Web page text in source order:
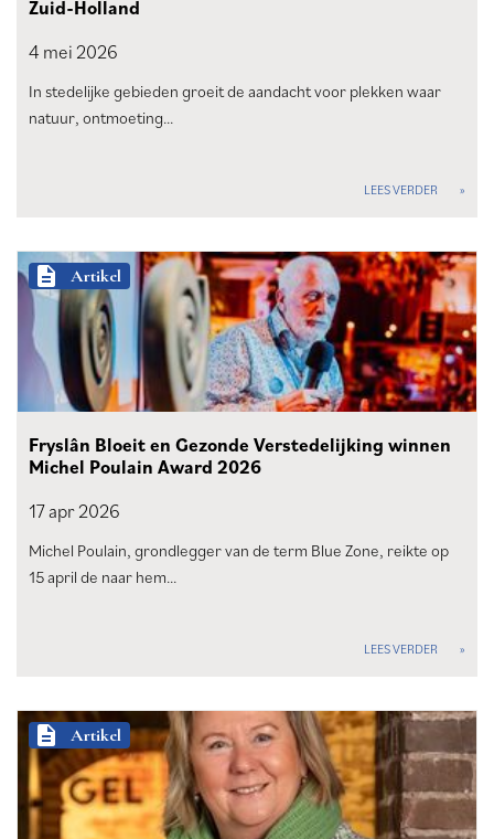
Zuid-Holland
4 mei 2026
In stedelijke gebieden groeit de aandacht voor plekken waar
natuur, ontmoeting…
LEES VERDER
description Artikel
Fryslân Bloeit en Gezonde Verstedelijking winnen
Michel Poulain Award 2026
17 apr2026
Michel Poulain, grondlegger van de term Blue Zone, reikte op
15 april de naar hem…
LEES VERDER
description Artikel